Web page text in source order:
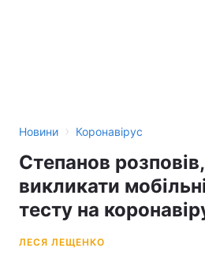
Новини › Коронавірус
Степанов
викликати
тесту на
ЛЕСЯ ЛЕЩЕНКО